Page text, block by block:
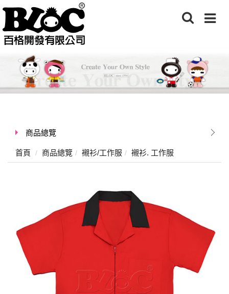
商品總覽
首頁 商品總覽 襯衫/工作服 襯衫. 工作服